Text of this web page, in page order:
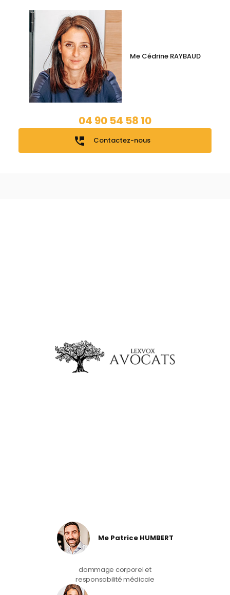
Me Cédrine RAYBAUD
04 90 54 58 10
perm_phone_msg Contactez-nous
Me Patrice HUMBERT
dommage corporel et
responsabilité médicale